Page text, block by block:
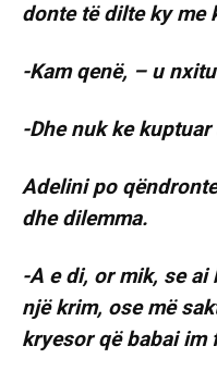
donte të dilte ky me
-Kam qenë, – u
-Dhe nuk ke
Adelini po
dhe dilemma.
-A e di, or mik, se ai
një krim, ose më
kryesor që babai im